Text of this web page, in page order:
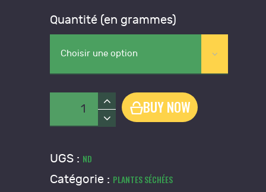
€4,
0
0
0
Quantité (en grammes)
Papaver
rhoeas
BUY NOW
UGS : ND
Catégorie : PLANTES SÉCHÉES